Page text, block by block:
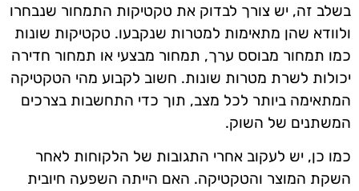
בשלב זה, יש צורך לבדוק את טקטיקות התמחור שנבחרו
ולוודא שהן מתאימות למטרות שנקבעו. טקטיקות שונות
כמו תמחור מבוסס ערך, תמחור מבצעי או תמחור חדירה
יכולות לשרת מטרות שונות. חשוב לקבוע מהי הטקטיקה
המתאימה ביותר לכל מצב, תוך כדי התחשבות בצרכים
המשתנים של השוק.
כמו כן, יש לעקוב אחרי התגובות של הלקוחות לאחר
השקת המוצר והטקטיקה. האם הייתה השפעה חיובית